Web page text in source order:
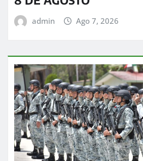
admin Ago 7, 2026